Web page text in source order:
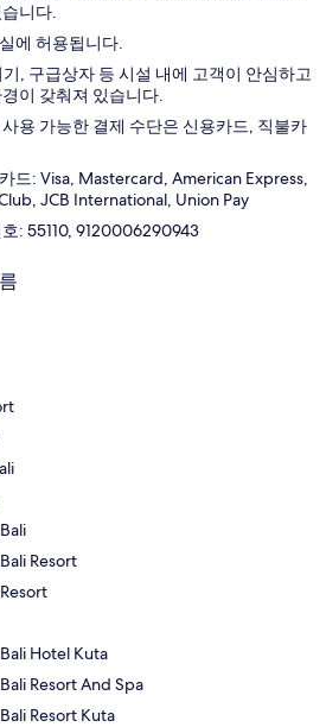
니다.
에 허용됩니다.
, 구급상자 등 시설 내에 고객이 안심하고
이 갖춰져 있습니다.
용 가능한 결제 수단은 신용카드, 직불카
드: Visa, Mastercard, American Express,
JCB International, Union Pay
: 55110, 9120006290943
Resort
Hotel Kuta
Resort And Spa
Resort Kuta